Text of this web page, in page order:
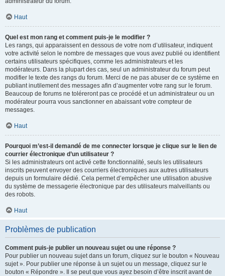
Haut
Quel est mon rang et comment puis-je le modifier ?
Les rangs, qui apparaissent en dessous de votre nom d’utilisateur, indiquent
votre activité selon le nombre de messages que vous avez publié ou identifient
certains utilisateurs spécifiques, comme les administrateurs et les
modérateurs. Dans la plupart des cas, seul un administrateur du forum peut
modifier le texte des rangs du forum. Merci de ne pas abuser de ce système en
publiant inutilement des messages afin d’augmenter votre rang sur le forum.
Beaucoup de forums ne toléreront pas ce procédé et un administrateur ou un
modérateur pourra vous sanctionner en abaissant votre compteur de
messages.
Haut
Pourquoi m’est-il demandé de me connecter lorsque je clique sur le lien de
courrier électronique d’un utilisateur ?
Si les administrateurs ont activé cette fonctionnalité, seuls les utilisateurs
inscrits peuvent envoyer des courriers électroniques aux autres utilisateurs
depuis un formulaire dédié. Cela permet d’empêcher une utilisation abusive
du système de messagerie électronique par des utilisateurs malveillants ou
des robots.
Haut
Problèmes de publication
Comment puis-je publier un nouveau sujet ou une réponse ?
Pour publier un nouveau sujet dans un forum, cliquez sur le bouton « Nouveau
sujet ». Pour publier une réponse à un sujet ou un message, cliquez sur le
bouton « Répondre ». Il se peut que vous ayez besoin d’être inscrit avant de